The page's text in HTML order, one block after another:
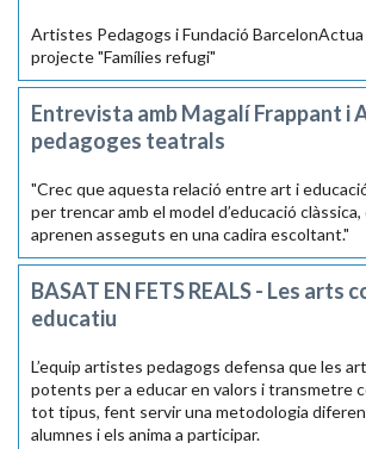
Artistes Pedagogs i Fundació BarcelonActua
projecte "Famílies refugi"
Entrevista amb Magalí Frappant i
pedagoges teatrals
"Crec que aquesta relació entre art i
per trencar amb el model d’educació
aprenen asseguts en una cadira escoltant."
BASAT EN FETS REALS - Les arts
educatiu
L’equip artistes pedagogs defensa que les
potents per a educar en valors i transmetre
tot tipus, fent servir una metodologia
alumnes i els anima a participar.